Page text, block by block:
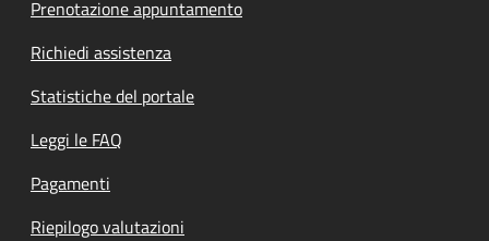
Prenotazione appuntamento
Richiedi assistenza
Statistiche del portale
Leggi le FAQ
Pagamenti
Riepilogo valutazioni